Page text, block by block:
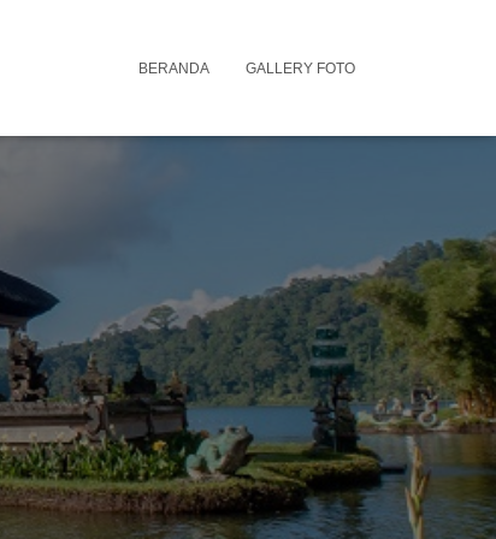
BERANDA GALLERY FOTO